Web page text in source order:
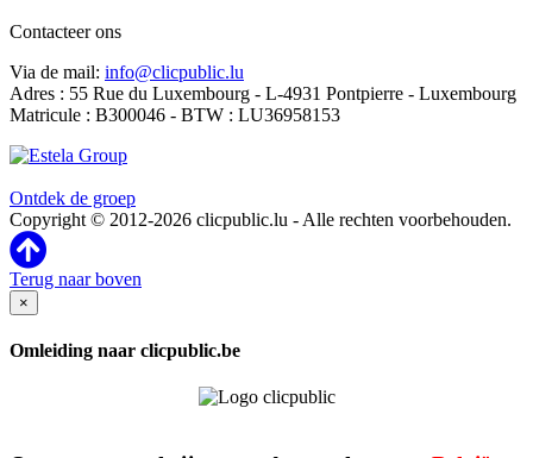
Contacteer ons
Via de mail: info@clicpublic.lu
Adres : 55 Rue du Luxembourg - L-4931 Pontpierre - Luxembourg
Matricule : B300046 - BTW : LU36958153
Ontdek de groep
Copyright © 2012-2026 clicpublic.lu - Alle rechten voorbehouden.
Terug naar boven
×
Omleiding naar clicpublic.be